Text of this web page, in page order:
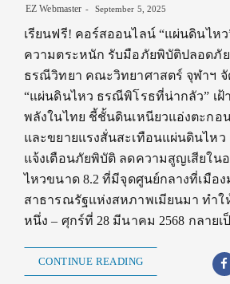
EZ Webmaster September 5, 2025
เรียนฟรี! คอร์สออนไลน์ “แผ่นดินไห
ความตระหนัก รับมือภัยพิบัติปลอดภั
ธรณีวิทยา คณะวิทยาศาสตร์ จุฬาฯ
“แผ่นดินไหว ธรณีพิโรธที่น่ากลัว” เฝ้
พลังในไทย ชี้ชั้นดินเหนียวแอ่งตะกอ
และขยายแรงสั่นสะเทือนแผ่นดินไหว
แจ้งเตือนภัยพิบัติ ลดความสูญเสียใ
ไหวขนาด 8.2 ที่มีจุดศูนย์กลางที่เมือ
สาธารณรัฐแห่งสหภาพเมียนมา ทำ
หนึ่ง – ศุกร์ที่ 28 มีนาคม 2568 กลาย
CONTINUE READING